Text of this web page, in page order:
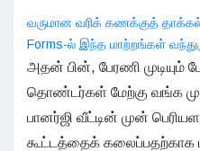
வருமான வரிக் கணக்குத்
Forms-ல் இந்த மாற்றங்கள்
அதன் பின், பேரணி முடியும்
தொண்டர்கள் மேற்கு வங்க
பானர்ஜி வீட்டின் முன்
கூட்டத்தைக் கலைப்பதற்காக